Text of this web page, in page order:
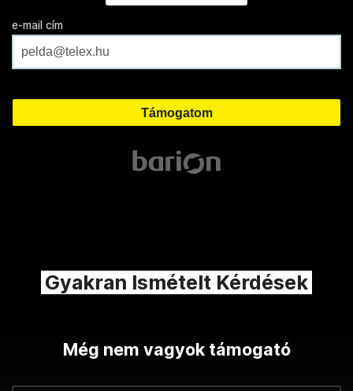
e-mail cím
Gyakran Ismételt Kérdések
Még nem vagyok támogató